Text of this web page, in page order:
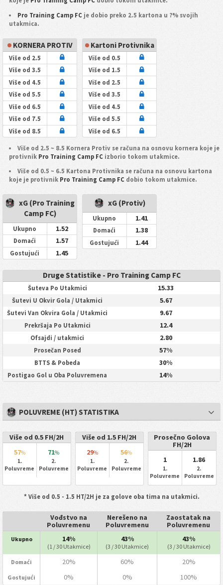
Pro Training Camp FC je dobio preko 2.5 kartona u ?% svojih
utakmica.
KORNERA PROTIV
Više od 2.5
Više od 3.5
Više od 4.5
Više od 5.5
Više od 6.5
Više od 7.5
Više od 8.5
Kartoni Protivnika
Više od 0.5
Više od 1.5
Više od 2.5
Više od 3.5
Više od 4.5
Više od 5.5
Više od 6.5
Više od 2.5 ~ 8.5 Kornera Protiv se računa na osnovu kornera koje je
protivnik Pro Training Camp FCizborio tokom utakmice.
Više od 0.5 ~ 6.5 Kartona Protivnika se računa na osnovu kartona
koje je protivnik Pro Training Camp FCdobio tokom utakmice.
xG (Pro Training
Camp FC)
Ukupno 1.52
Domaći 1.57
Gostujući 1.45
xG (Protiv)
Ukupno 1.41
Domaći 1.38
Gostujući 1.44
Druge Statistike - Pro Training Camp FC
Šuteva Po Utakmici 15.33
Šutevi U Okvir Gola / Utakmici 5.67
Šutevi Van Okvira Gola / Utakmici 9.67
Prekršaja Po Utakmici 12.4
Ofsajdi / utakmici 2.80
Prosečan Posed 57%
BTTS & Pobeda 30%
Postigao Gol u Oba Poluvremena 14%
POLUVREME (HT) STATISTIKA
Više od 0.5 FH/2H
57%
1.
Poluvreme
71%
2.
Poluvreme
Više od 1.5 FH/2H
29%
1.
Poluvreme
56%
2.
Poluvreme
Prosečno Golova
FH/2H
1
1.
Poluvreme
1.86
2.
Poluvreme
* Više od 0.5 - 1.5 HT/2H je za golove oba tima na utakmici.
Vođstvo na
Poluvremenu
Nerešeno na
Poluvremenu
Zaostatak na
Poluvremenu
Ukupno 14%
(1 / 30 Utakmice)
43%
(3 / 30 Utakmice)
43%
(3 / 30 Utakmice)
Domaći 20% 60% 20%
Gostujući 0% 0% 100%